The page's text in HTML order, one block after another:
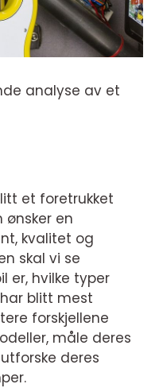
analyse av et
et foretrukket
en
kvalitet og
skal vi se
er, hvilke typer
blitt mest
forskjellene
måle deres
deres